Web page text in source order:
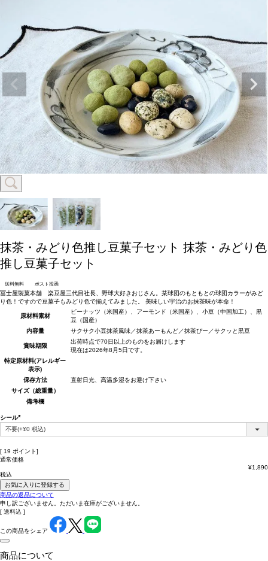
抹茶・みどり色推し豆菓子セット 抹茶・みどり色
推し豆菓子セット
送料無料 ポスト投函
冨士屋製菓本舗 楽豆屋三代目社長、野球大好きおじさん。某球団のもともとの球団カラーがみど
り色！ですので豆菓子もみどり色で揃えてみました。 美味しい宇治のお抹茶味が本命！
原材料素材
ピーナッツ（米国産）、アーモンド（米国産）、小豆（中国加工）、黒
豆（国産）
内容量
サクサク小豆抹茶風味／抹茶あーもんど／抹茶ぴー／サクッと黒豆
賞味期限
出荷時点で70日以上のものをお届けします
現在は2026年8月5日です。
特定原材料(アレルギー
表示)
保存方法
直射日光、高温多湿をお避け下さい
サイズ（総重量）
備考欄
シール
(必
須)
[ 19 ポイント]
通常価格
¥1,890
税込
お気に入りに登録する
商品の返品について
申し訳ございません。ただいま在庫がございません。
送料込
この商品をシェア
商品について